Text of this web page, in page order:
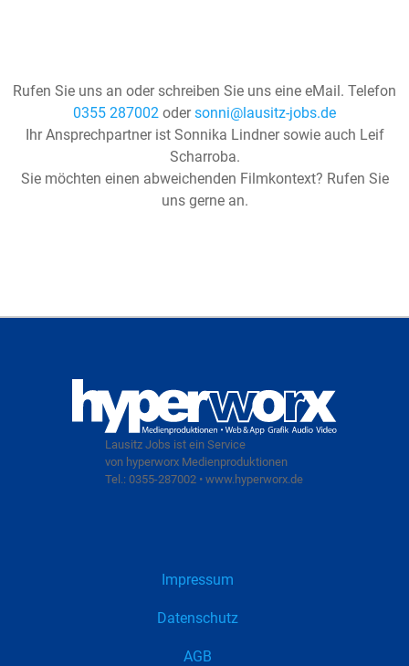
Rufen Sie uns an oder schreiben Sie uns eine eMail. Telefon
0355 287002 odersonni@lausitz-jobs.de
Ihr Ansprechpartner ist Sonnika Lindner sowie auch Leif
Scharroba.
Sie möchten einen abweichenden Filmkontext? Rufen Sie
uns gerne an.
Lausitz Jobs ist ein Service
von hyperworx Medienproduktionen
Tel.: 0355-287002 • www.hyperworx.de
Impressum
Datenschutz
AGB